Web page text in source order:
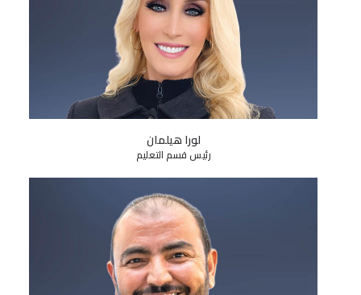
لورا هيلمان
رئيس قسم التعليم